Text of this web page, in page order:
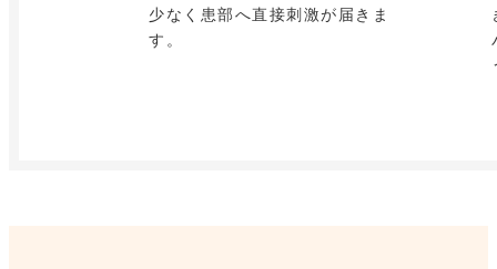
少なく患部へ直接刺激が届きま
す。